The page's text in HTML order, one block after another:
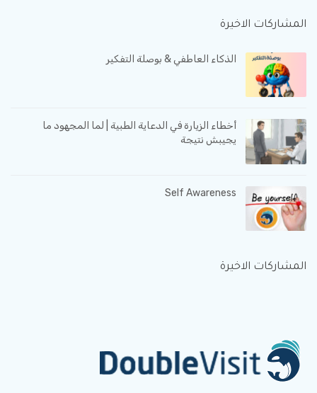
المشاركات الاخيرة
الذكاء العاطفي & بوصلة التفكير
أخطاء الزيارة في الدعاية الطبية | لما المجهود ما
يجيبش نتيجة
Self Awareness
المشاركات الاخيرة